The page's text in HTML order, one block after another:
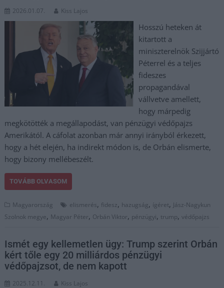
2026.01.07. Kiss Lajos
Hosszú heteken át
kitartott a
miniszterelnök Szijjártó
Péterrel és a teljes
fideszes
propagandával
vállvetve amellett,
hogy márpedig
megkötötték a megállapodást, van pénzügyi védőpajzs
Amerikától. A cáfolat azonban már annyi irányból érkezett,
hogy a hét elején, ha indirekt módon is, de Orbán elismerte,
hogy bizony mellébeszélt.
TOVÁBB OLVASOM
Magyarország elismerés, fidesz, hazugság, ígéret, Jász-Nagykun
Szolnok megye, Magyar Péter, Orbán Viktor, pénzügyi, trump,védőpajzs
Ismét egy kellemetlen ügy: Trump szerint Orbán
kért tőle egy 20 milliárdos pénzügyi
védőpajzsot, de nem kapott
2025.12.11. Kiss Lajos